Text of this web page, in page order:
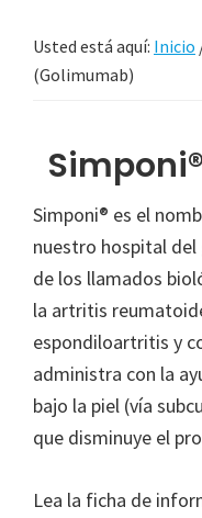
Usted está aquí: Inicio
(Golimumab)
Simponi® es el
nuestro hospital
de los llamados
la artritis
espondiloartritis y
administra con la
bajo la piel (vía
que disminuye el
Lea la ficha de